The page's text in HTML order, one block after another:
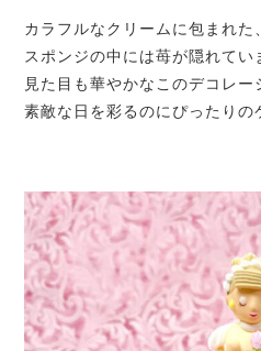
カラフルなクリームに包まれ
スポンジの中には苺が隠れてい
見た目も華やかなこのデコレ
素敵な日を彩るのにぴったりの